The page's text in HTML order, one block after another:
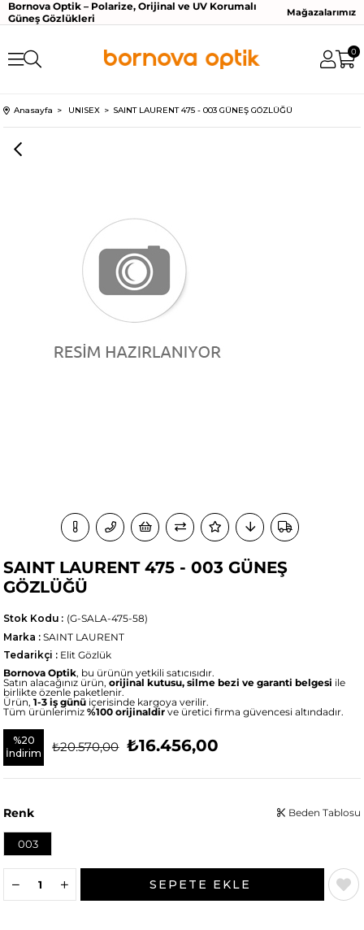
Bornova Optik – Polarize, Orijinal ve UV Korumalı
Güneş Gözlükleri
Mağazalarımız
0
Anasayfa UNISEX SAINT LAURENT 475 - 003 GÜNEŞ GÖZLÜĞÜ
SAINT LAURENT 475 - 003 GÜNEŞ
GÖZLÜĞÜ
(G-SALA-475-58)
Stok Kodu
Marka : SAINT LAURENT
Tedarikçi : Elit Gözlük
Bornova Optik, bu ürünün yetkili satıcısıdır.
Satın alacağınız ürün,orijinal kutusu, silme bezi ve garanti belgesi ile
birlikte özenle paketlenir.
Ürün,1-3 iş günü içerisinde kargoya verilir.
Tüm ürünlerimiz%100 orijinaldirve üretici firma güvencesi altındadır.
%20
İndirim
₺20.570,00 ₺16.456,00
Renk
003
Beden Tablosu